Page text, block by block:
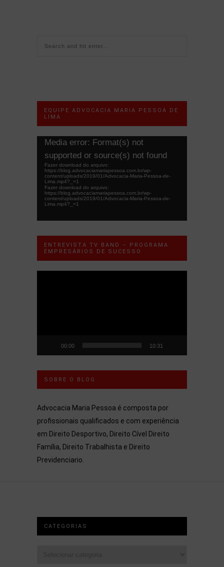
EQUIPE ADVOCACIA MARIA PESSOA DE
LIMA
Tocador
vídeo
Media error: Format(s) not
supported or source(s) not found
Fazer download do arquivo:
https://blog.advocaciamariapessoa.com.br/wp-
content/uploads/2019/01/Advocacia-Maria-Pessoa-de-
Lima.mp4?_=1
Fazer download do arquivo:
https://blog.advocaciamariapessoa.com.br/wp-
content/uploads/2019/01/Advocacia-Maria-Pessoa-de-
Lima.mp4?_=1
ENTREVISTA TV BAND – PROGRAMA
EMPRESÁRIOS DE SUCESSO
00:00 10:31
SOBRE O BLOG
Advocacia Maria Pessoa é composta por
profissionais qualificados e com experiência
em Direito Desportivo, Direito Cível Direito
Família, Direito Trabalhista e Direito
Previdenciario.
CATEGORIAS